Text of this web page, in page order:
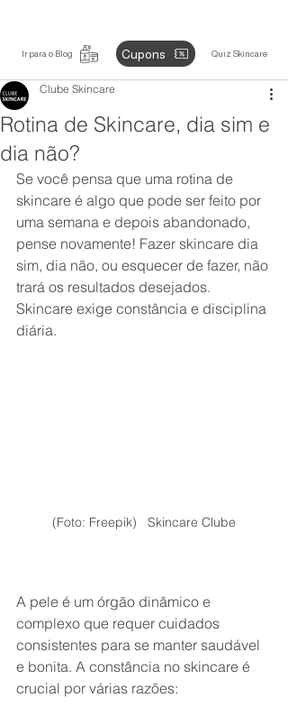
Ir para o Blog Cupons Quiz Skincare
Rotina de Skincare, dia sim e
dia não?
Clube Skincare
Se você pensa que uma rotina de
skincare é algo que pode ser feito por
uma semana e depois abandonado,
pense novamente! Fazer skincare dia
sim, dia não, ou esquecer de fazer, não
trará os resultados desejados.
Skincare exige constância e disciplina
diária.
(Foto: Freepik)   Skincare Clube
A pele é um órgão dinâmico e
complexo que requer cuidados
consistentes para se manter saudável
e bonita. A constância no skincare é
crucial por várias razões: